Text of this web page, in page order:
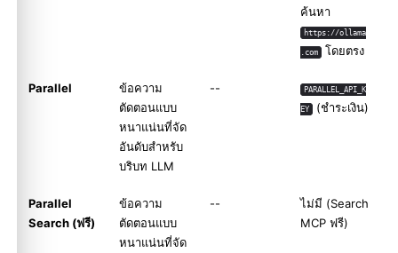
ค้นหา
https://ollama
.com โดยตรง
Parallel
ข้อความ
ตัดตอนแบบ
หนาแน่นที่จัด
อันดับสำหรับ
บริบท LLM
-- PARALLEL_API_K
EY (ชำระเงิน)
Parallel
Search (ฟรี)
ข้อความ
ตัดตอนแบบ
หนาแน่นที่จัด
--
ไม่มี (Search
MCP ฟรี)